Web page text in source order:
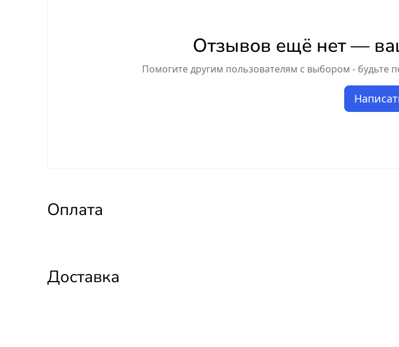
Отзывов ещё нет —
Помогите другим пользователям с выбором - будьте
Оплата
Доставка